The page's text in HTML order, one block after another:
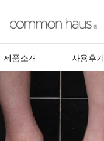
제품소개 사용후기